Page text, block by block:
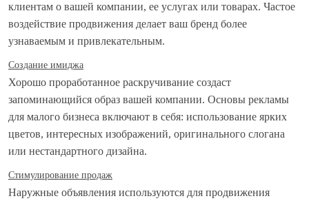
клиентам о вашей компании, ее услугах или товарах. Частое
воздействие продвижения делает ваш бренд более
узнаваемым и привлекательным.
Создание имиджа
Хорошо проработанное раскручивание создаст
запоминающийся образ вашей компании. Основы рекламы
для малого бизнеса включают в себя: использование ярких
цветов, интересных изображений, оригинального слогана
или нестандартного дизайна.
Стимулирование продаж
Наружные объявления используются для продвижения